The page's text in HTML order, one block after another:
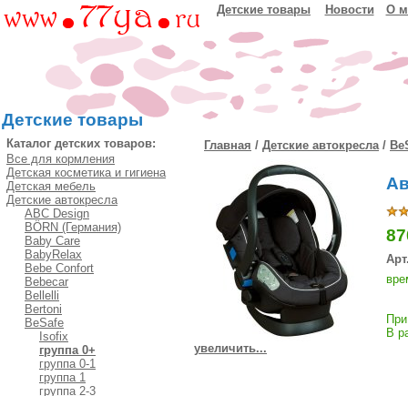
Детские товары
Детские товары Новости О
Каталог детских товаров:
Все для кормления
Детская косметика и гигиена
Детская мебель
Детские автокресла
ABC Design
BÖRN (Германия)
Baby Care
BabyRelax
Bebe Confort
Bebecar
Bellelli
Bertoni
BeSafe
Isofix
группа 0+
группа 0-1
группа 1
группа 2-3
Главная / Детские автокресла/
увеличить...
В